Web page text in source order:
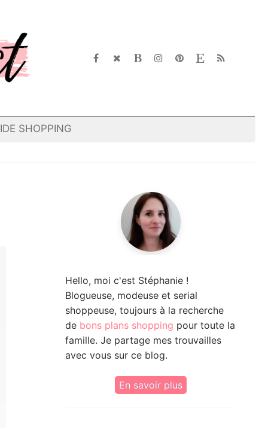
SHOPPING
Hello, moi c'est Stéphanie !
Blogueuse, modeuse et serial
shoppeuse, toujours à la recherche
de bons plans shopping pour toute la
famille. Je partage mes trouvailles
avec vous sur ce blog.
En savoir plus